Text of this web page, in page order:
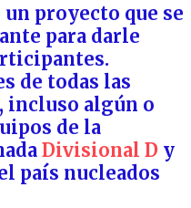
proyecto que se
para darle
de todas las
, incluso algún o
de la
Divisional D y
país nucleados